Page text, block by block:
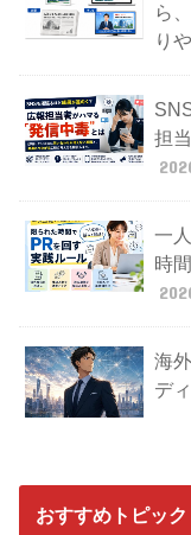
ら
り
担
一
時
海
デ
おすすめトピック